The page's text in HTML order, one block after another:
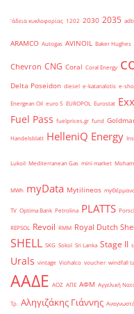
'άδεια κυκλοφορίας 1202 2030 2035
ARAMCO Autogas AVINOIL Baker Hughes
Chevron CNG Coral Coral Energy
Delta Poseidon diesel e-katanalotis e-
Energean Oil euro 5 EUROPOL Eurostat
Fuel Pass fuelprices.gr fund
Handelsblatt HelleniQ Energy
Lukoil Mediterranean Gas mini market
MWh myData Mytilineos
TV Optima Bank Petrolina PLATTS
REPSOL Revoil RMM Royal Dutch
SHELL SKG Sokol Sri Lanka Stage II
Urals vintage Viohalco voucher windfall
ΑΑΔΕ ΑΟΖ ΑΠΕ ΑΦΜ Αγγελική
Τρ. Αληγιζάκης Γιάννης